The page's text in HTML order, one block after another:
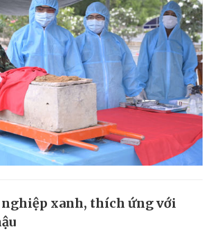
nghiệp xanh, thích ứng với